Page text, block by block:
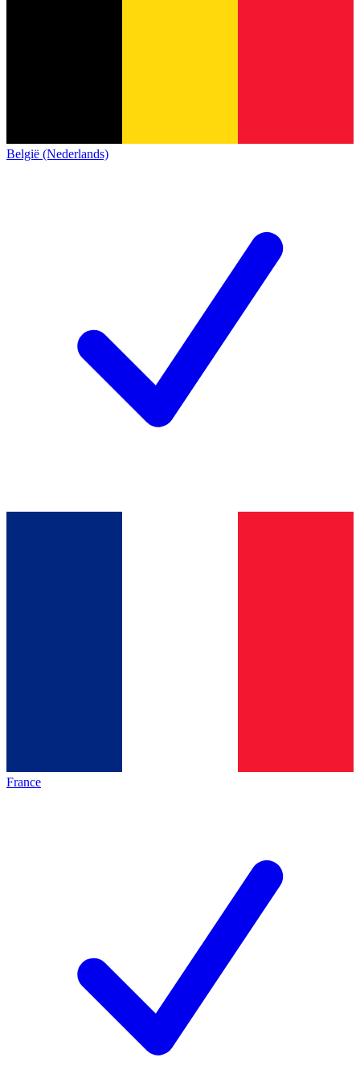
België (Nederlands)
France